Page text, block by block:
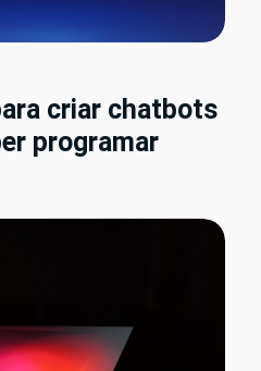
criar chatbots
programar